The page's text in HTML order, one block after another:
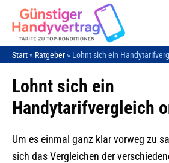
Inhalt
springen
Start » Ratgeber » Lohnt sich ein
Lohnt sich ein
Handytarifvergleich
Um es einmal ganz klar vorweg zu
sich das Vergleichen der